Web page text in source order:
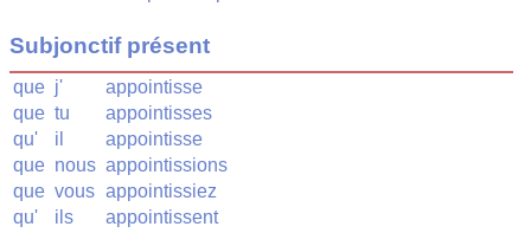
Subjonctif présent
que j'
appointisse
que tu
appointisses
qu'
il
appointisse
que nous appointissions
que vous appointissiez
qu'
ils appointissent